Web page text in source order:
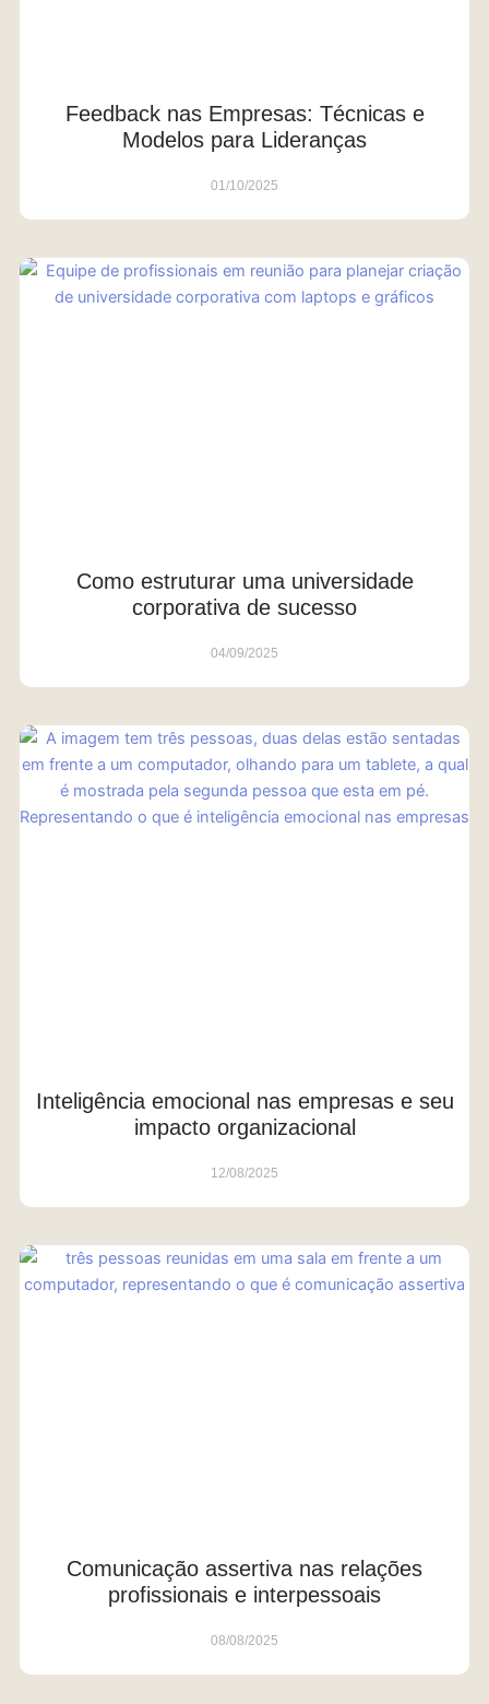
Feedback nas Empresas: Técnicas e
Modelos para Lideranças
01/10/2025
Como estruturar uma universidade
corporativa de sucesso
04/09/2025
Inteligência emocional nas empresas e seu
impacto organizacional
12/08/2025
Comunicação assertiva nas relações
profissionais e interpessoais
08/08/2025